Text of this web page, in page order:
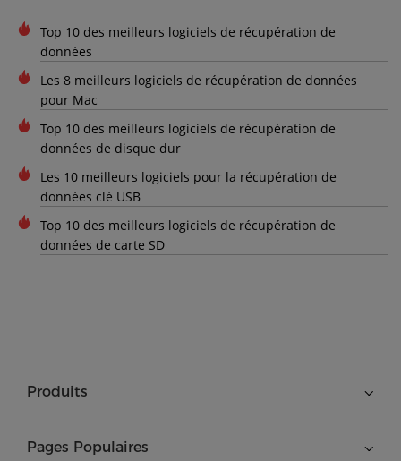
Top 10 des meilleurs logiciels de récupération de
données
Les 8 meilleurs logiciels de récupération de données
pour Mac
Top 10 des meilleurs logiciels de récupération de
données de disque dur
Les 10 meilleurs logiciels pour la récupération de
données clé USB
Top 10 des meilleurs logiciels de récupération de
données de carte SD
Produits
Pages Populaires